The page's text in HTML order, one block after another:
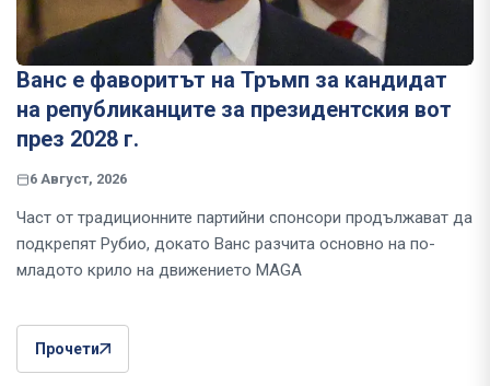
Ванс е фаворитът на Тръмп за кандидат
на републиканците за президентския вот
през 2028 г.
6 Август, 2026
Част от традиционните партийни спонсори продължават да
подкрепят Рубио, докато Ванс разчита основно на по-
младото крило на движението MAGA
Прочети